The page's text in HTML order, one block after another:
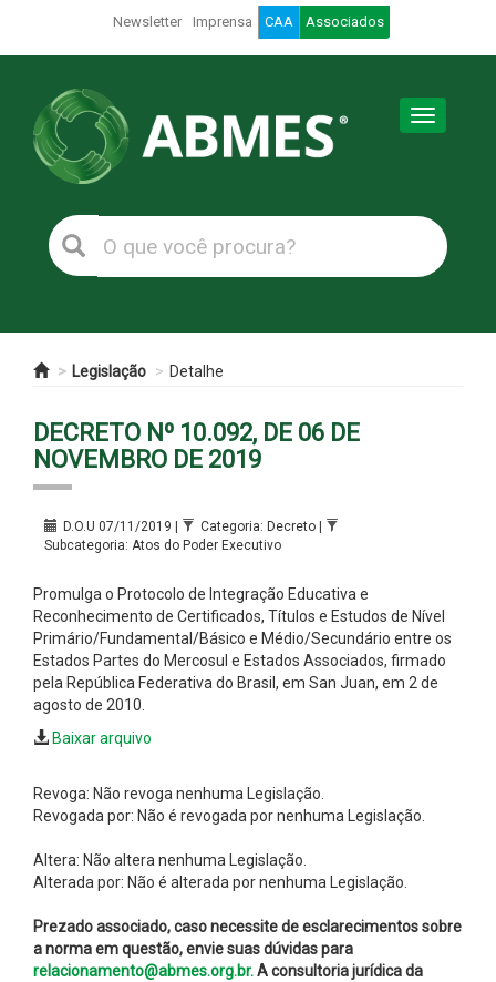
Newsletter Imprensa CAA Associados
Toggle
Legislação Detalhe
DECRETO Nº 10.092, DE 06 DE
NOVEMBRO DE 2019
D.O.U 07/11/2019 |
Categoria: Decreto |
Subcategoria: Atos do Poder Executivo
Promulga o Protocolo de Integração Educativa e
Reconhecimento de Certificados, Títulos e Estudos de Nível
Primário/Fundamental/Básico e Médio/Secundário entre os
Estados Partes do Mercosul e Estados Associados, firmado
pela República Federativa do Brasil, em San Juan, em 2 de
agosto de 2010.
Baixar arquivo
Revoga: Não revoga nenhuma Legislação.
Revogada por: Não é revogada por nenhuma Legislação.
Altera: Não altera nenhuma Legislação.
Alterada por: Não é alterada por nenhuma Legislação.
Prezado associado, caso necessite de esclarecimentos sobre
a norma em questão, envie suas dúvidas para
relacionamento@abmes.org.br.A consultoria jurídica da